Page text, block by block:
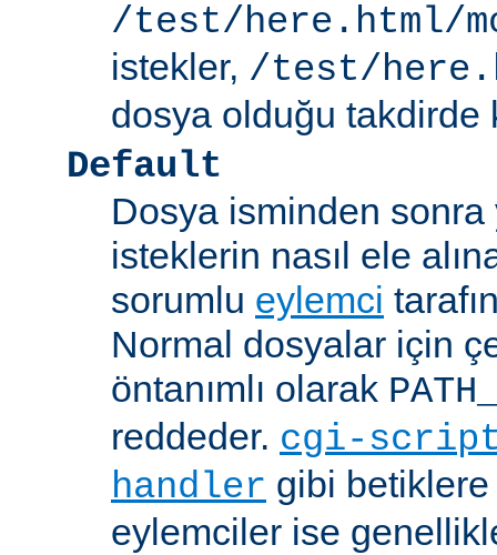
/test/here.html/
istekler, /test/
dosya olduğu takdirde
Default
Dosya isminden
isteklerin nasıl ele
sorumlu eylemci
Normal dosyalar için
öntanımlı olarak
reddeder. cgi-
handler gibi
eylemciler ise